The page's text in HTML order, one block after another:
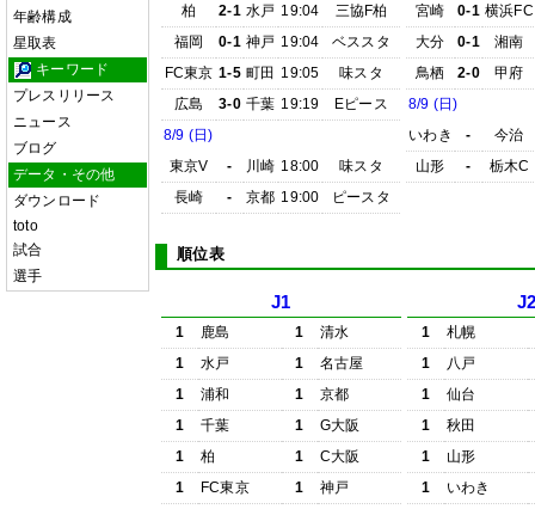
年齢構成
星取表
キーワード
プレスリリース
ニュース
ブログ
データ・その他
ダウンロード
toto
試合
選手
柏
2-1 水戸 19:04
三協F柏
福岡
0-1 神戸 19:04
ベススタ
FC東京 1-5 町田 19:05
味スタ
広島
3-0 千葉 19:19
Eピース
8/9 (日)
東京V
- 川崎 18:00
味スタ
長崎
- 京都 19:00 ピースタ
宮崎
0-1 横浜FC
大分
0-1
湘南
鳥栖
2-0
甲府
8/9 (日)
いわき
-
今治
山形
- 栃木C
順位表
J1
1 鹿島 1
清水
1
水戸 1
名古屋
1
浦和 1
京都
1
千葉 1
G大阪
1
柏 1
C大阪
1
FC東京 1
神戸
1
札幌
1
八戸
1
仙台
1
秋田
1
山形
1
いわき